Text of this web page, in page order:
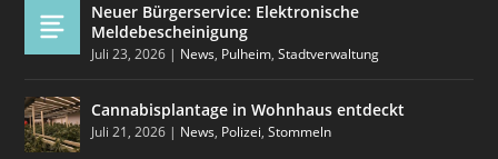
Neuer Bürgerservice: Elektronische
Meldebescheinigung
Juli 23, 2026 | News, Pulheim,Stadtverwaltung
Cannabisplantage in Wohnhaus entdeckt
Juli 21, 2026 | News, Polizei,Stommeln